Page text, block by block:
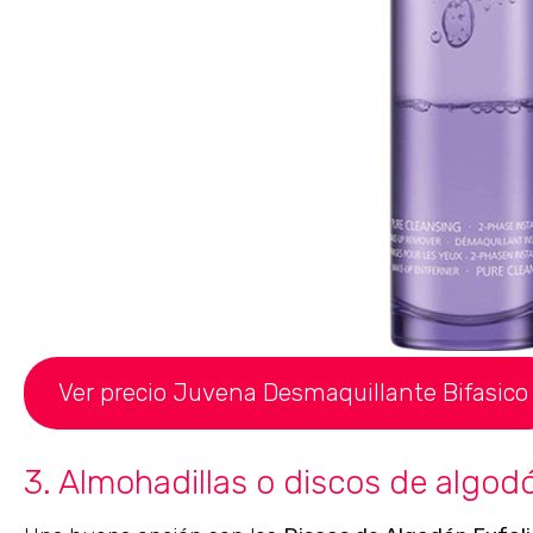
Ver precio Juvena Desmaquillante Bifasico
3. Almohadillas o discos de